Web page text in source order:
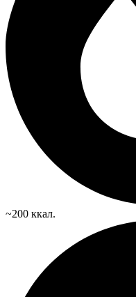
~200 ккал.